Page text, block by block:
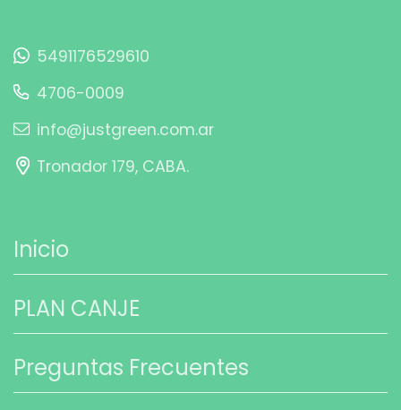
5491176529610
4706-0009
info@justgreen.com.ar
Tronador 179, CABA.
Inicio
PLAN CANJE
Preguntas Frecuentes